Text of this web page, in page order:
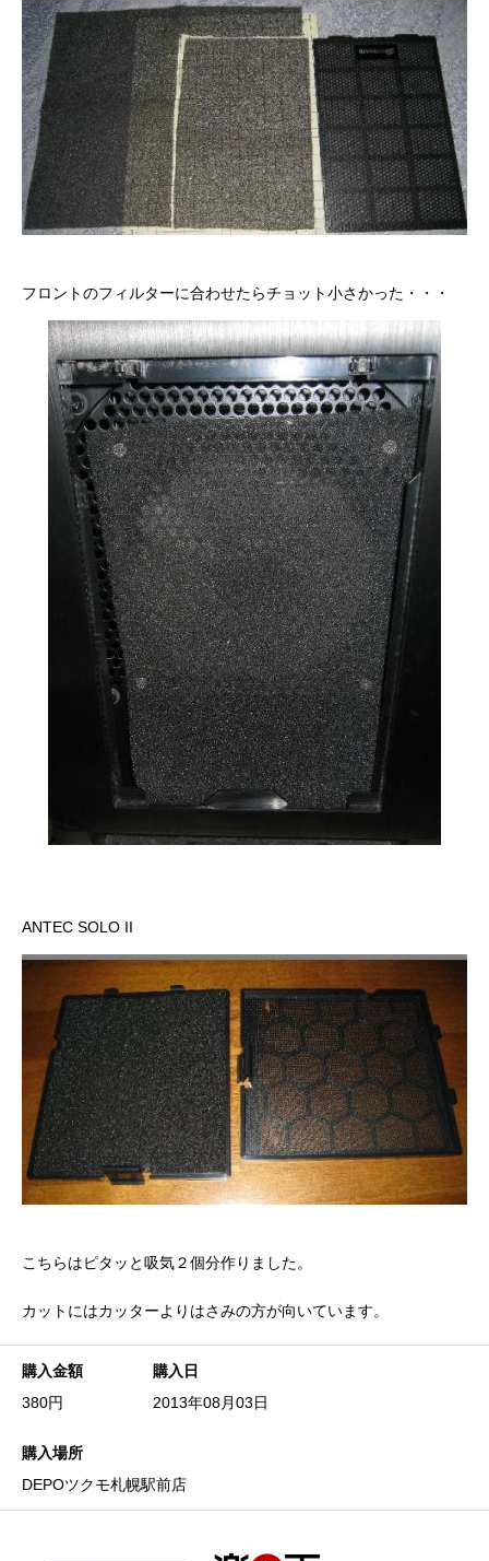
フロントのフィルターに合わせたらチョット小さかった・・・
ANTEC SOLO II
こちらはピタッと吸気２個分作りました。
カットにはカッターよりはさみの方が向いています。
購入金額
380円
購入日
2013年08月03日
購入場所
DEPOツクモ札幌駅前店